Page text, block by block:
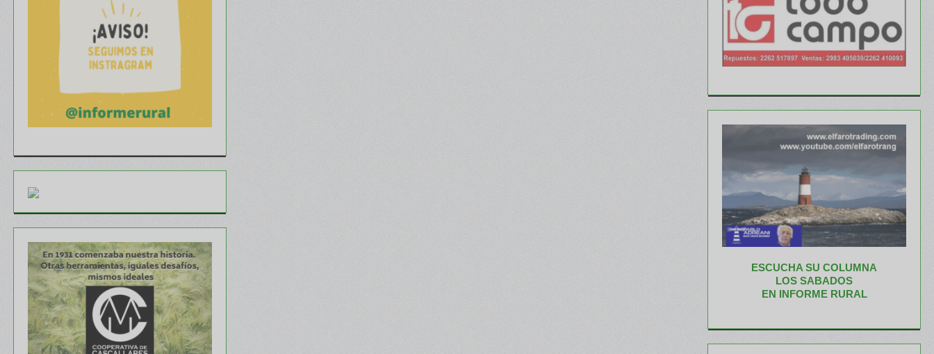
ESCUCHA SU COLUMNA
LOS SABADOS
EN INFORME RURAL